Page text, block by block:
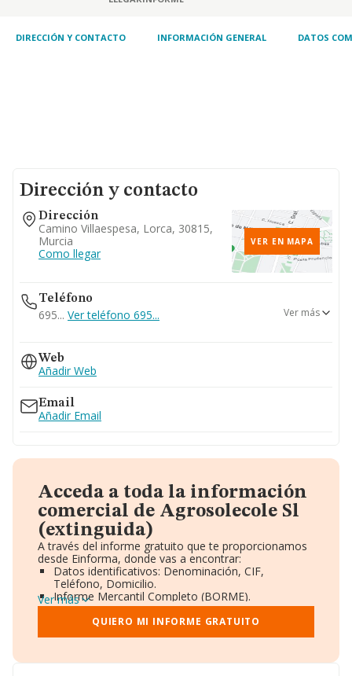
DIRECCIÓN Y CONTACTO INFORMACIÓN GENERAL DATOS
Dirección y contacto
Dirección
Camino Villaespesa, Lorca, 30815,
Murcia
Como llegar
VER EN MAPA
Teléfono
695... Ver teléfono 695...
629...
Ver teléfono 629...
Ver más
Web
Añadir Web
Email
Añadir Email
Acceda a toda la información
comercial de Agrosolecole Sl
(extinguida)
A través del informe gratuito que te proporcionamos
desde Einforma, donde vas a encontrar:
Datos identificativos: Denominación, CIF,
Teléfono, Domicilio.
Informe Mercantil Completo (BORME).
Gráficos de Evolución Ventas y Empleados.
Consejo de Administración y Administradores.
Directivos y Ejecutivos.
Ver más
QUIERO MI INFORME GRATUITO